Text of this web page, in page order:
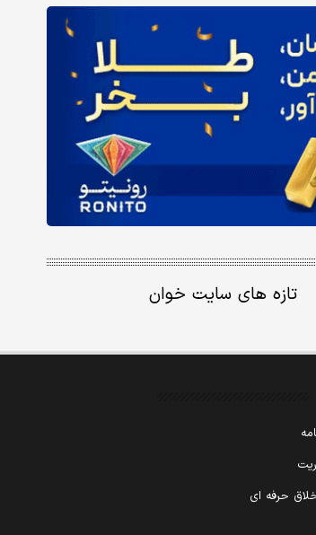
تازه های سایت خوان
حرفه ای